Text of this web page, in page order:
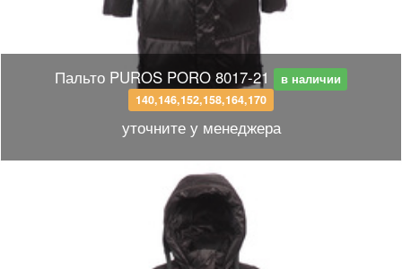
Пальто PUROS PORO 8017-21
в наличии
140,146,152,158,164,170
уточните у менеджера